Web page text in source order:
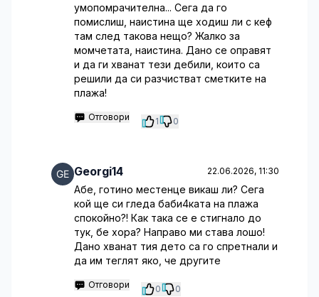
умопомрачителна... Сега да го
помислиш, наистина ще ходиш ли с кеф
там след такова нещо? Жалко за
момчетата, наистина. Дано се оправят
и да ги хванат тези дебили, които са
решили да си разчистват сметките на
плажа!
Отговори 1 0
Georgi14 22.06.2026, 11:30
Абе, готино местенце викаш ли? Сега
кой ще си гледа баби4ката на плажа
спокойно?! Как така се е стигнало до
тук, бе хора? Направо ми става лошо!
Дано хванат тия дето са го спретнали и
да им теглят яко, че другите
Отговори 0 0